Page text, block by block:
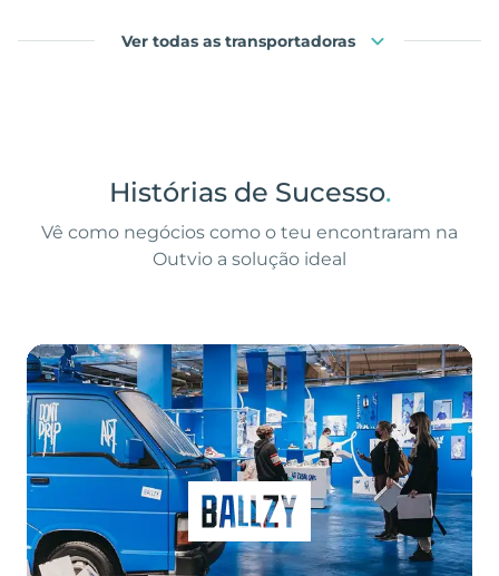
Ver todas as transportadoras
Histórias de Sucesso.
Vê como negócios como o teu encontraram na
Outvio a solução ideal